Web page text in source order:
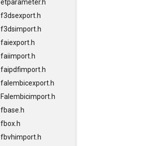
etparameter.h
f3dsexport.h
f3dsimport.h
faiexport.h
faiimport.h
faipdfimport.h
falembicexport.h
Falembicimport.h
fbase.h
fbox.h
fbvhimport.h